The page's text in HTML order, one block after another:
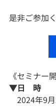
是非ご参加
《​セミナー
▼日　時
2024年9